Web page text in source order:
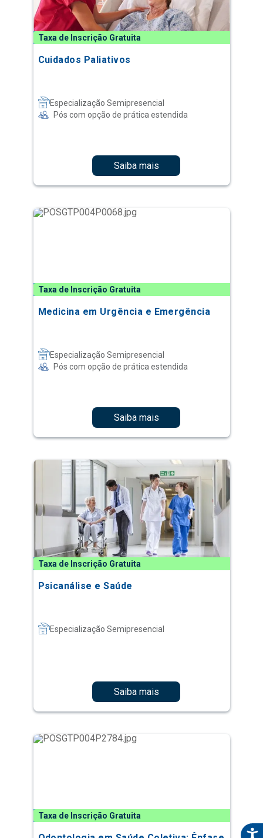
Taxa de Inscrição Gratuita
Cuidados Paliativos
Especialização Semipresencial
Pós com opção de prática estendida
Saiba mais
Taxa de Inscrição Gratuita
Medicina em Urgência e Emergência
Especialização Semipresencial
Pós com opção de prática estendida
Saiba mais
Taxa de Inscrição Gratuita
Psicanálise e Saúde
Especialização Semipresencial
Saiba mais
Taxa de Inscrição Gratuita